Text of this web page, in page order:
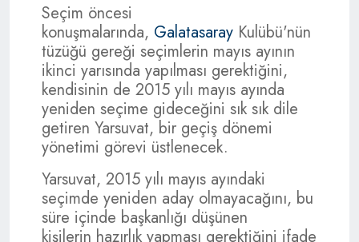
Seçim öncesi
konuşmalarında, Galatasaray Kulübü'nün
tüzüğü gereği seçimlerin mayıs ayının
ikinci yarısında yapılması gerektiğini,
kendisinin de 2015 yılı mayıs ayında
yeniden seçime gideceğini sık sık dile
getiren Yarsuvat, bir geçiş dönemi
yönetimi görevi üstlenecek.
Yarsuvat, 2015 yılı mayıs ayındaki
seçimde yeniden aday olmayacağını, bu
süre içinde başkanlığı düşünen
kişilerin hazırlık yapması gerektiğini ifade